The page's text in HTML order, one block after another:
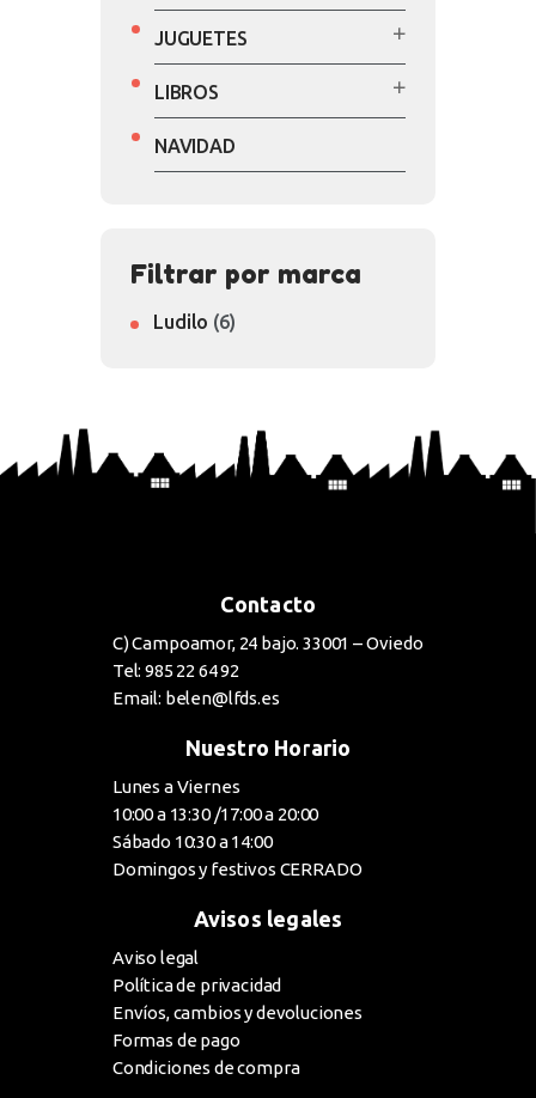
JUGUETES
LIBROS
NAVIDAD
Filtrar por marca
Ludilo (6)
Contacto
C) Campoamor, 24 bajo. 33001 – Oviedo
Tel: 985 22 64 92
Email: belen@lfds.es
Nuestro Horario
Lunes a Viernes
10:00 a 13:30 /17:00 a 20:00
Sábado 10:30 a 14:00
Domingos y festivos CERRADO
Avisos legales
Aviso legal
Política de privacidad
Envíos, cambios y devoluciones
Formas de pago
Condiciones de compra